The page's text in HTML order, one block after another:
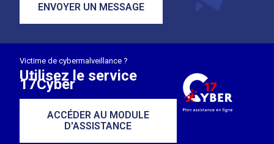
ENVOYER UN MESSAGE
Victime de cybermalveillance ?
Utilisez le service
17Cyber
ACCÉDER AU MODULE
D'ASSISTANCE